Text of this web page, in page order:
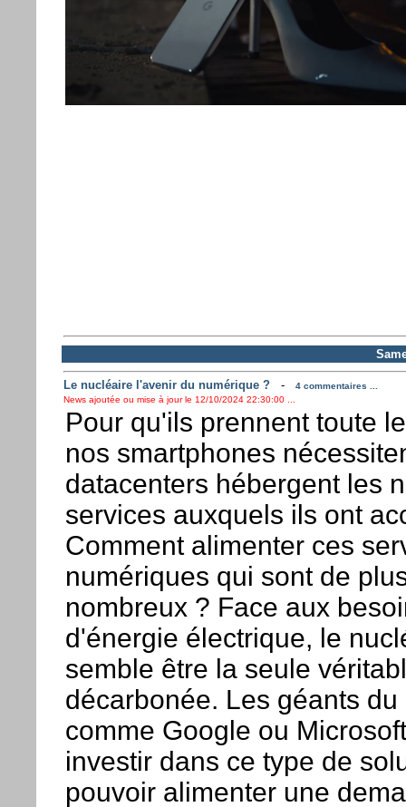
Le nucléaire l'avenir du numérique ?-
4 commentaires ...
News ajoutée ou mise à jour le 12/10/2024 22:30:00 ...
Pour qu'ils prennent toute
nos smartphones
datacenters hébergent les
services auxquels ils ont
Comment alimenter ces
numériques qui sont de
nombreux ? Face aux
d'énergie électrique, le
semble être la seule
décarbonée. Les géants
comme Google ou
investir dans ce type de
pouvoir alimenter une